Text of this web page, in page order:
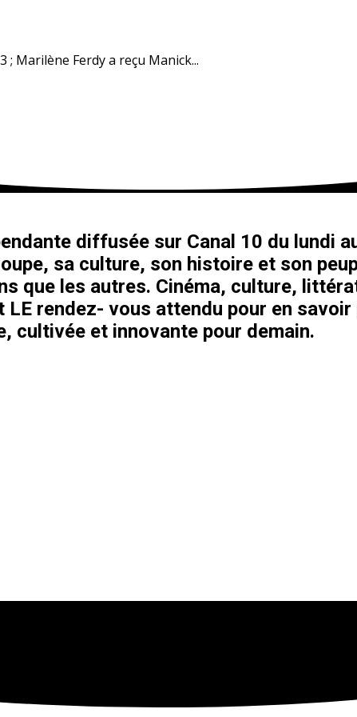
; Marilène Ferdy a reçu Manick...
diffusée sur Canal 10 du lundi
sa culture, son histoire et son
que les autres. Cinéma, culture,
LE rendez- vous attendu pour en
cultivée et innovante pour demain.